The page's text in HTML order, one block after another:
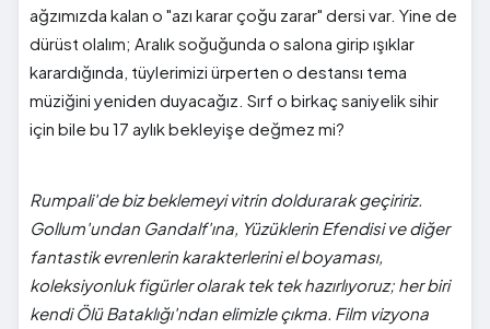
ağzımızda kalan o "azı karar çoğu zarar" dersi var. Yine de
dürüst olalım; Aralık soğuğunda o salona girip ışıklar
karardığında, tüylerimizi ürperten o destansı tema
müziğini yeniden duyacağız. Sırf o birkaç saniyelik sihir
için bile bu 17 aylık bekleyişe değmez mi?
Rumpali'de biz beklemeyi vitrin doldurarak geçiririz.
Gollum'undan Gandalf'ına, Yüzüklerin Efendisi ve diğer
fantastik evrenlerin karakterlerini el boyaması,
koleksiyonluk figürler olarak tek tek hazırlıyoruz; her biri
kendi Ölü Bataklığı'ndan elimizle çıkma. Film vizyona